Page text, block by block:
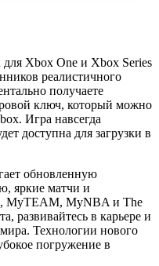
Xbox One и Xbox Series
реалистичного
получаете
ключ, который можно
Игра навсегда
доступна для загрузки в
обновленную
яркие матчи и
MyTEAM, MyNBA и The
развивайтесь в карьере и
Технологии нового
погружение в